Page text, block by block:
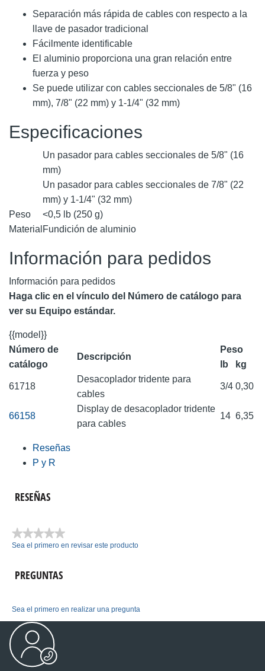
Separación más rápida de cables con respecto a la
llave de pasador tradicional
Fácilmente identificable
El aluminio proporciona una gran relación entre
fuerza y peso
Se puede utilizar con cables seccionales de 5/8" (16
mm), 7/8" (22 mm) y 1-1/4" (32 mm)
Especificaciones
Un pasador para cables seccionales de 5/8" (16
mm)
Un pasador para cables seccionales de 7/8" (22
mm) y 1-1/4" (32 mm)
Peso
<0,5 lb (250 g)
Material Fundición de aluminio
Información para pedidos
Información para pedidos
Haga clic en el vínculo del Número de catálogo para
ver su Equipo estándar.
{{model}}
Número de
catálogo
Descripción
Peso
lb
kg
61718
Desacoplador tridente para
cables
3/4 0,30
66158
Display de desacoplador tridente
para cables
14 6,35
Reseñas
P y R
RESEÑAS
★★★★★
Sin
Sea el primero en revisar este producto
PREGUNTAS
Sea el primero en realizar una pregunta